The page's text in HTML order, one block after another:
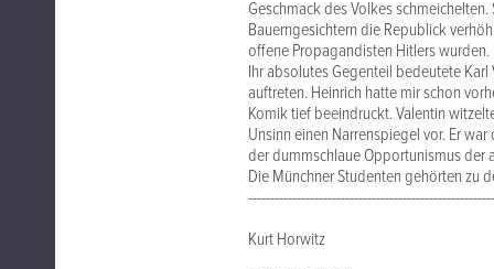
Geschmack des Volkes
Bauerngesichtern die Republick
offene Propagandisten Hitlers wurden.
Ihr absolutes Gegenteil bedeutete Karl
auftreten. Heinrich hatte mir schon
Komik tief beeindruckt. Valentin
Unsinn einen Narrenspiegel vor. Er
der dummschlaue Opportunismus der
Die Münchner Studenten gehörten zu
Kurt Horwitz